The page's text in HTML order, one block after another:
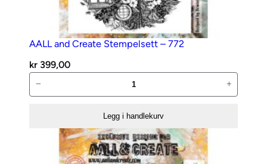
AALL and Create Stempelsett – 772
kr 399,00
and
− +
Legg i handlekurv